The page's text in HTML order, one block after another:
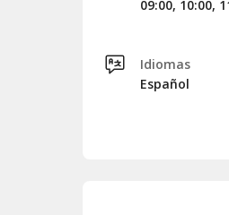
09:00, 10:00,
Idiomas
Español